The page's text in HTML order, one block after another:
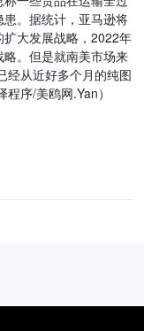
。据统计，亚马逊将
大发展战略，2022年
。但是就南美市场来
经从近好多个月的纯图
序/美鸥网.Yan）